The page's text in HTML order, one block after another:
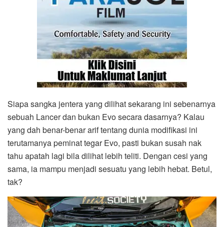
Siapa sangka jentera yang dilihat sekarang ini sebenarnya
sebuah Lancer dan bukan Evo secara dasarnya? Kalau
yang dah benar-benar arif tentang dunia modifikasi ini
terutamanya peminat tegar Evo, pasti bukan susah nak
tahu apatah lagi bila dilihat lebih teliti. Dengan cesi yang
sama, ia mampu menjadi sesuatu yang lebih hebat. Betul,
tak?